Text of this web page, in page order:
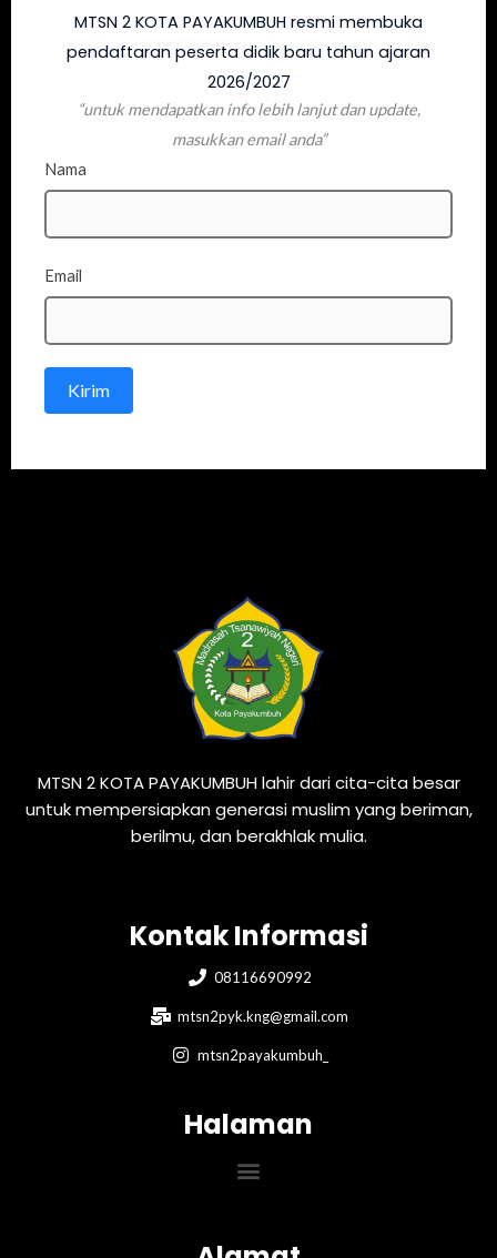
MTSN 2 KOTA PAYAKUMBUH resmi membuka
pendaftaran peserta didik baru tahun ajaran
2026/2027
“untuk mendapatkan info lebih lanjut dan update,
masukkan email anda”
Nama
Email
Kirim
MTSN 2 KOTA PAYAKUMBUH lahir dari cita-cita besar
untuk mempersiapkan generasi muslim yang beriman,
berilmu, dan berakhlak mulia.
Kontak Informasi
08116690992
mtsn2pyk.kng@gmail.com
mtsn2payakumbuh_
Halaman
Menu